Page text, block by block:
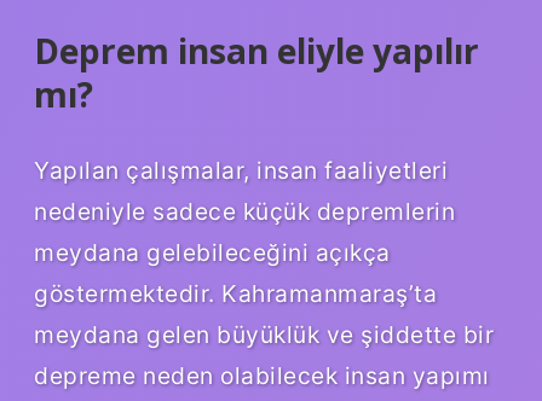
Deprem insan eliyle yapılır
mı?
Yapılan çalışmalar, insan faaliyetleri
nedeniyle sadece küçük depremlerin
meydana gelebileceğini açıkça
göstermektedir. Kahramanmaraş’ta
meydana gelen büyüklük ve şiddette bir
depreme neden olabilecek insan yapımı